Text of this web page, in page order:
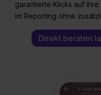
garantierte Klicks auf
im Reporting ohne
Direkt beraten